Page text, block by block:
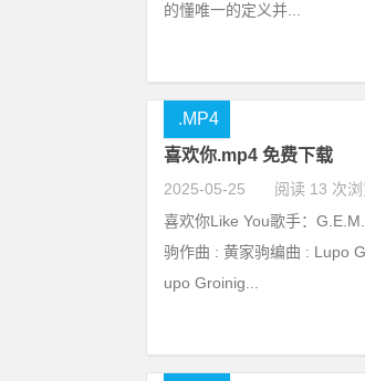
的懂唯一的定义并...
喜欢你.mp4 免费下载
2025-05-25 阅读 13 次
.MP4
喜欢你Like You歌手：
驹作曲 : 黄家驹编曲 : Lupo
upo Groinig...